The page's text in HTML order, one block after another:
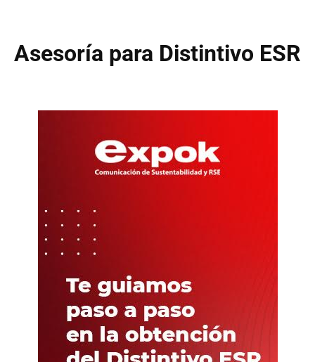
Asesoría para Distintivo ESR